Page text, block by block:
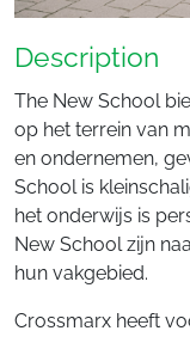
Description
The New School
op het terrein van
en ondernemen,
School is
het onderwijs is
New School zijn
hun vakgebied.
Crossmarx heeft